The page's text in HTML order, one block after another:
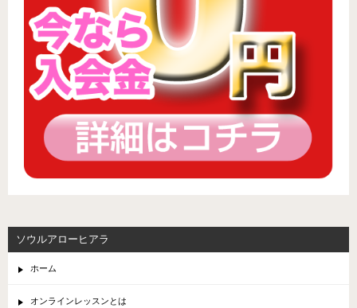
ソウルアローヒアラ
ホーム
オンラインレッスンとは